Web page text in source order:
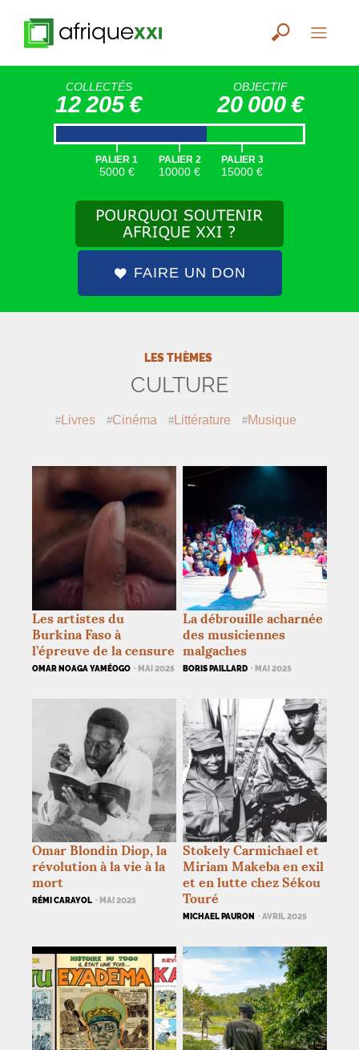
COLLECTÉS
12 205 €
OBJECTIF
20 000 €
|
PALIER 1
5000 €
|
PALIER 2
10000 €
|
PALIER 3
15000 €
FAIRE UN DON
LES THÈMES
CULTURE
Livres Cinéma Littérature Musique
Les artistes du
Burkina Faso à
l’épreuve de la censure
OMAR NOAGA YAMÉOGO · MAI 2025
La débrouille acharnée
des musiciennes
malgaches
BORIS PAILLARD · MAI 2025
Omar Blondin Diop, la
révolution à la vie à la
mort
RÉMI CARAYOL · MAI 2025
Stokely Carmichael et
Miriam Makeba en exil
et en lutte chez Sékou
Touré
MICHAEL PAURON · AVRIL 2025